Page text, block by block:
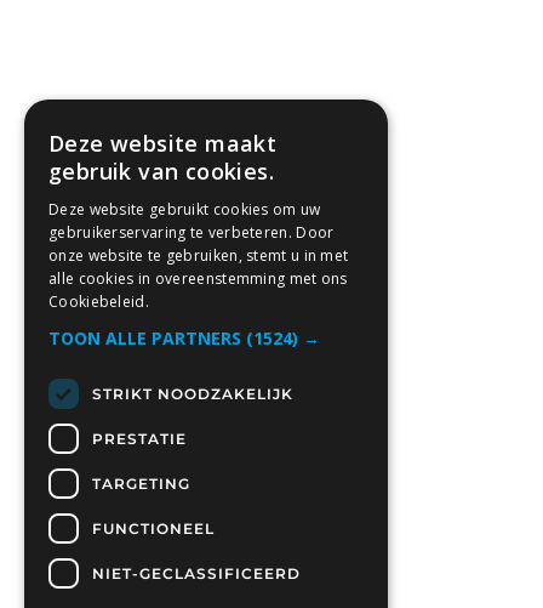
Deze website maakt
gebruik van cookies.
Deze website gebruikt cookies om uw
gebruikerservaring te verbeteren. Door
onze website te gebruiken, stemt u in met
alle cookies in overeenstemming met ons
Cookiebeleid.
TOON ALLE PARTNERS (1524) →
STRIKT NOODZAKELIJK
PRESTATIE
TARGETING
FUNCTIONEEL
NIET-GECLASSIFICEERD